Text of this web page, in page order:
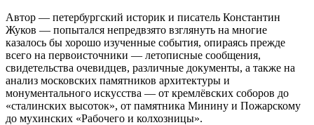
Автор — петербургский историк и писатель Константин
Жуков — попытался непредвзято взглянуть на многие
казалось бы хорошо изученные события, опираясь прежде
всего на первоисточники — летописные сообщения,
свидетельства очевидцев, различные документы, а также на
анализ московских памятников архитектуры и
монументального искусства — от кремлёвских соборов до
«сталинских высоток», от памятника Минину и Пожарскому
до мухинских «Рабочего и колхозницы».